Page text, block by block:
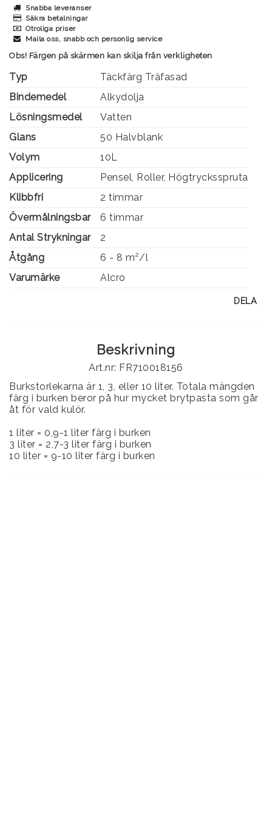
Snabba leveranser
Säkra betalningar
Otroliga priser
Maila oss, snabb och personlig service
Obs! Färgen på skärmen kan skilja från verkligheten
Typ
Täckfärg Träfasad
Bindemedel
Alkydolja
Lösningsmedel
Vatten
Glans
50 Halvblank
Volym
10L
Applicering
Pensel, Roller, Högtrycksspruta
Klibbfri
2 timmar
Övermålningsbar
6 timmar
Antal Strykningar
2
Åtgång
6 - 8 m²/l
Varumärke
Alcro
DELA
Beskrivning
Art.nr: FR710018156
Burkstorlekarna är 1, 3, eller 10 liter. Totala mängden
färg i burken beror på hur mycket brytpasta som går
åt för vald kulör.
1 liter = 0,9-1 liter färg i burken
3 liter = 2,7-3 liter färg i burken
10 liter = 9-10 liter färg i burken